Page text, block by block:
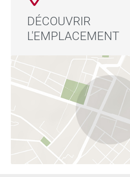
DÉCOUVRIR
L'EMPLACEMENT